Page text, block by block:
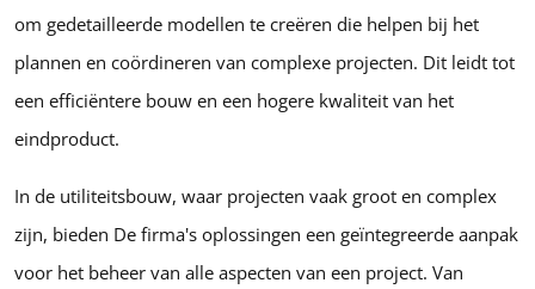
om gedetailleerde modellen te creëren die helpen bij het
plannen en coördineren van complexe projecten. Dit leidt tot
een efficiëntere bouw en een hogere kwaliteit van het
eindproduct.
In de utiliteitsbouw, waar projecten vaak groot en complex
zijn, bieden De firma's oplossingen een geïntegreerde aanpak
voor het beheer van alle aspecten van een project. Van